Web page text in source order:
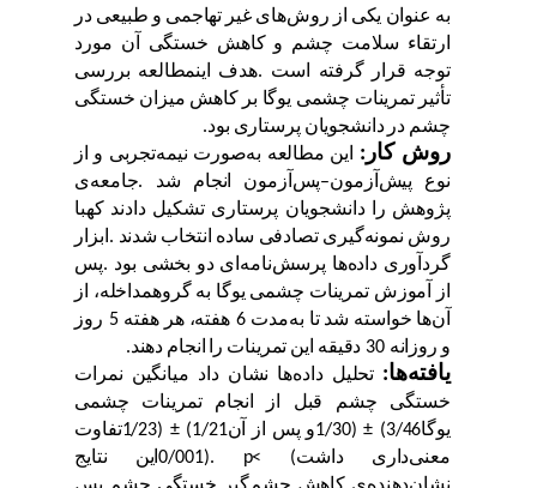
به عنوان یکی از روشهای غیر تهاجمی و طبیعی در
ارتقاء سلامت چشم و کاهش خستگی آن مورد
توجه قرار گرفته است. هدف این مطالعه بررسی
تأثیر تمرینات چشمی یوگا بر کاهش میزان خستگی
چشمدر دانشجویان پرستاریبود.
روش کار: این مطالعه بهصورت نیمهتجربی و از
نوع
پیشآزمون–پسآزمون انجام شد. جامعهی
پژوهش را دانشجویان پرستاری تشکیل دادند کهبا
روش نمونهگیری تصادفی ساده انتخاب شدند.ابزار
گردآوری دادهها پرسشنامهای دو بخشی بود. پس
آموزش تمرینات چشمی یوگا به گروهمداخله، از
آنها خواسته شد تا بهمدت6هفته، هر هفته5روز
روزانه30دقیقهاین تمریناترا انجام دهند.
یافتهها: تحلیل دادهها نشان داد میانگین نمرات
خستگی
چشم قبل انجام تمرینات
چشمی
یوگا(3/46
±
1/30)و پس از آن(1/21
±
1/23)تفاوت
معنیداری داشت(
p<
0/001).این
نتایج